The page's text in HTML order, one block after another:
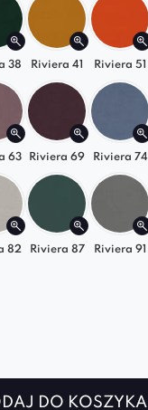
38 Riviera 41 Riviera 51
63 Riviera 69 Riviera 74
82 Riviera 87 Riviera 91
DO KOSZYKA